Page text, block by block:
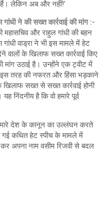
लेकिन अब और नहीं!’
गांधी ने की सख्त कार्रवाई की मांग :-
महासचिव और राहुल गांधी की बहन
गांधी वाड्रा ने भी इस मामले में हेट
वालों के खिलाफ सख्त कार्रवाई किए
मांग उठाई है। उन्होंने एक ट्वीट में
तरह की नफरत और हिंसा भड़काने
खिलाफ सख्त से सख्त कार्रवाई होनी
यह निंदनीय है कि वो हमारे पूर्व
देश के कानून का उल्लंघन करते
गई कथित हेट स्पीच के मामले में
अपना नाम वसीम रिजवी से बदल